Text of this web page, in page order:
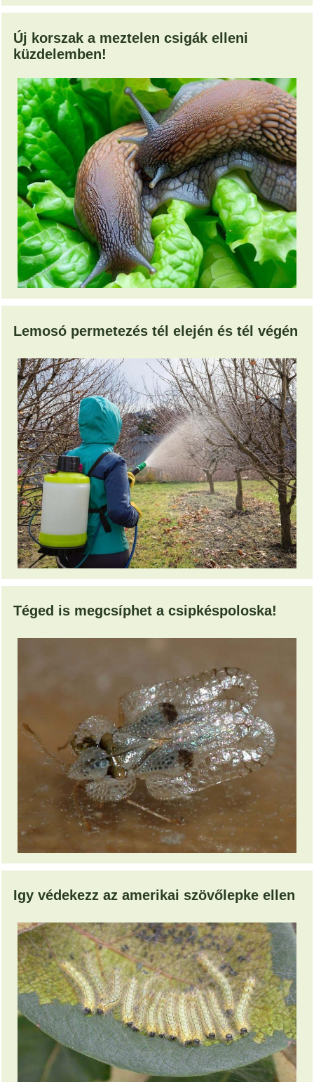
Új korszak a meztelen csigák elleni
küzdelemben!
Lemosó permetezés tél elején és tél végén
Téged is megcsíphet a csipkéspoloska!
Igy védekezz az amerikai szövőlepke ellen